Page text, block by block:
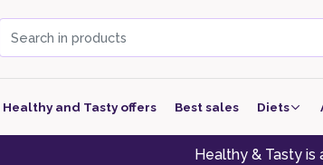
Healthy and Tasty offers Best sales Diets
Healthy & Tasty is a